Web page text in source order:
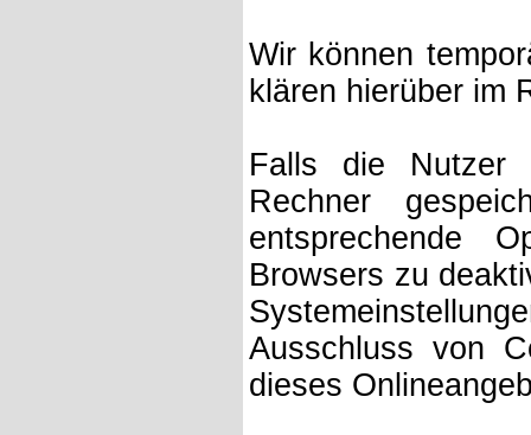
Wir können
klären hierüber im
Falls die Nutzer
Rechner
entsprechende
Browsers zu
Ausschluss von
dieses